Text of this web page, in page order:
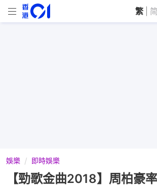
繁 简
娛樂 即時娛樂
【勁歌金曲2018】周柏豪